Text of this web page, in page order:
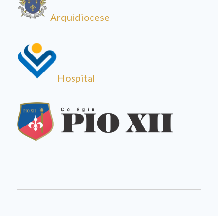
Arquidiocese
Hospital